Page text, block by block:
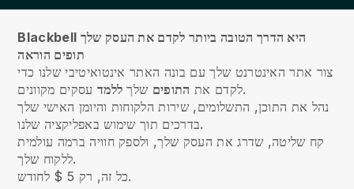
Blackbell היא הדרך הטובה ביותר לקדם את העסק שלך
תופים הוראה
צור אתר האינטרנט שלך עם בונה האתר אינטואיטיבי שלנו כדי
לקדם את התופים שלך ללמד
עסקים מקוונים.
נהל את התוכן, התשלומים, שירות הלקוחות והיומן האישי שלך
בדרכים תוך שימוש באפליקציה שלנו.
קח שליטה, שדרג את העסק שלך, ולספק חוויה ברמה עולמית
ללקוח שלך.
כל זה, רק 5 $ לחודש.